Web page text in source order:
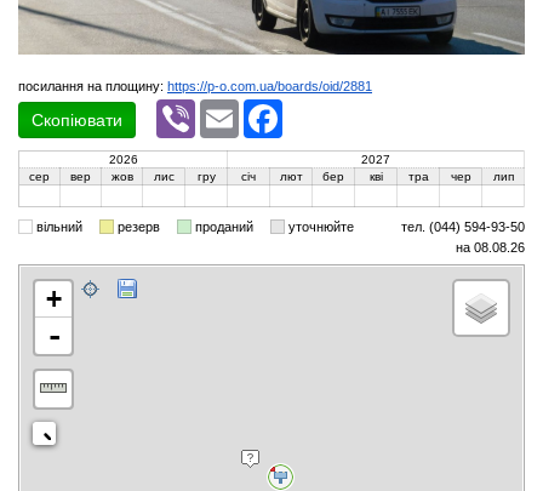
посилання на площину: https://p-o.com.ua/boards/oid/2881
Скопіювати
Viber Email
2026
2027
сер
вер жов лис гру січ лют бер кві тра чер лип
вільний резерв проданий уточнюйте
тел. (044) 594-93-50
на 08.08.26
+
-